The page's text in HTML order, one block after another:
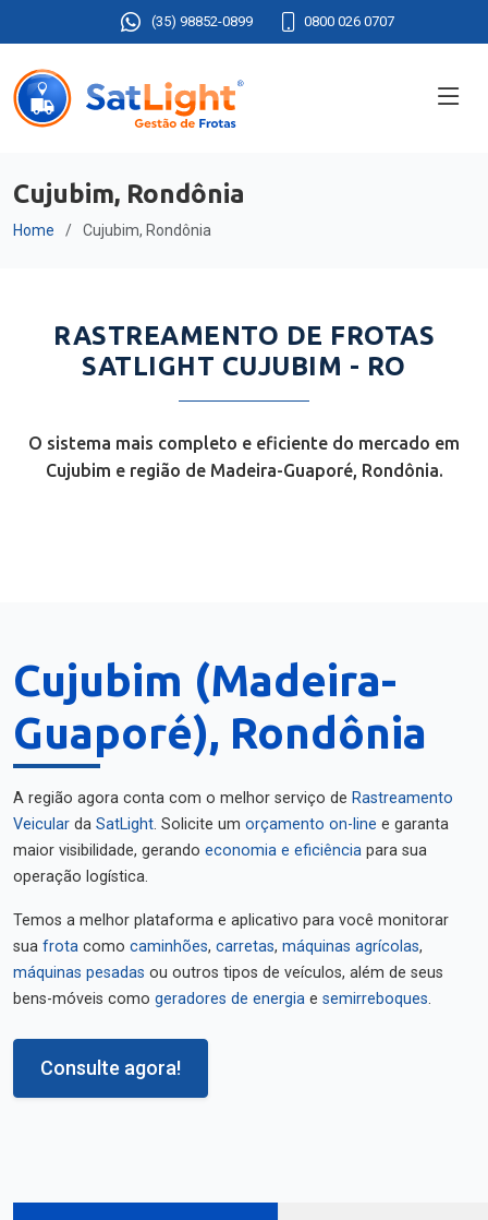
(35) 98852-0899 0800 026 0707
Cujubim, Rondônia
Home Cujubim, Rondônia
RASTREAMENTO DE FROTAS
SATLIGHT CUJUBIM - RO
O sistema mais completo e eficiente do mercado em
Cujubim e região de Madeira-Guaporé, Rondônia.
Cujubim (Madeira-
Guaporé), Rondônia
A região agora conta com o melhor serviço de Rastreamento
Veicular da SatLight. Solicite um orçamento on-line e garanta
maior visibilidade, gerando economia e eficiência para sua
operação logística.
Temos a melhor plataforma e aplicativo para você monitorar
sua frota como caminhões, carretas, máquinas agrícolas,
máquinas pesadas ou outros tipos de veículos, além de seus
bens-móveis como geradores de energia e semirreboques.
Consulte agora!